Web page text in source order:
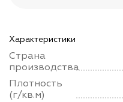
Характеристики
Страна
производства
Плотность
(г/кв.м)